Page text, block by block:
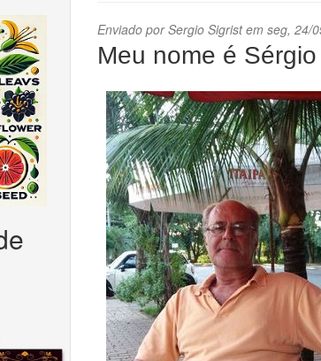
Enviado porSergio Sigristem seg, 24/
Meu nome é